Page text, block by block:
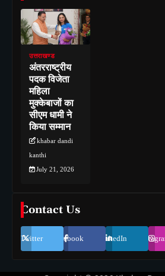
उत्तराखण्ड
अंतरराष्ट्रीय
पदक विजेता
महिला
मुक्केबाजों का
सीएम धामी ने
किया सम्मान
khabar dandi
kanthi
July 21, 2026
Contact Us
Twitter Facebook LinkedIn